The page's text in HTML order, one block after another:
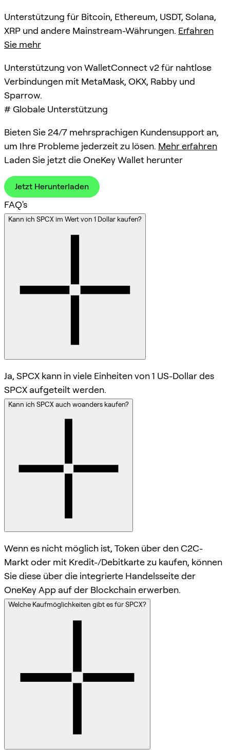
Unterstützung für Bitcoin, Ethereum, USDT, Solana,
XRP und andere Mainstream-Währungen. Erfahren
Sie mehr
Unterstützung von WalletConnect v2 für nahtlose
Verbindungen mit MetaMask, OKX, Rabby und
Sparrow.
# Globale Unterstützung
Bieten Sie 24/7 mehrsprachigen Kundensupport an,
um Ihre Probleme jederzeit zu lösen. Mehr erfahren
Laden Sie jetzt die OneKey Wallet herunter
Jetzt Herunterladen
FAQ's
Kann ich SPCX im Wert von 1 Dollar kaufen?
Ja, SPCX kann in viele Einheiten von 1 US-Dollar des
SPCX aufgeteilt werden.
Kann ich SPCX auch woanders kaufen?
Wenn es nicht möglich ist, Token über den C2C-
Markt oder mit Kredit-/Debitkarte zu kaufen, können
Sie diese über die integrierte Handelsseite der
OneKey App auf der Blockchain erwerben.
Welche Kaufmöglichkeiten gibt es für SPCX?